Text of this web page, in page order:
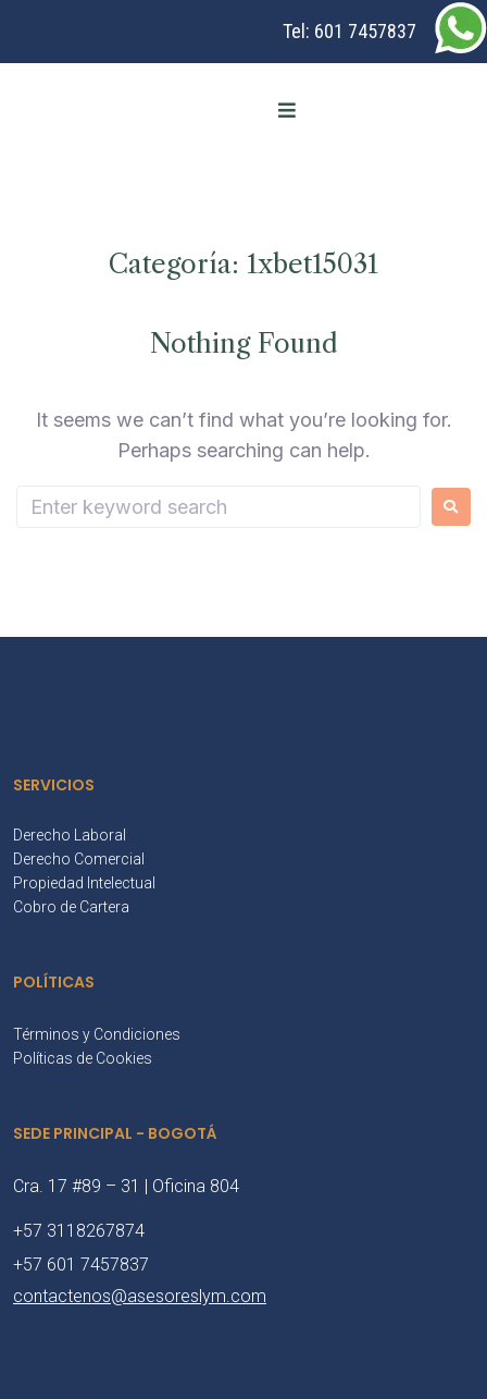
Tel: 601 7457837
Categoría: 1xbet15031
Nothing Found
It seems we can’t find what you’re looking for.
Perhaps searching can help.
SERVICIOS
Derecho Laboral
Derecho Comercial
Propiedad Intelectual
Cobro de Cartera
POLÍTICAS
Términos y Condiciones
Políticas de Cookies
SEDE PRINCIPAL - BOGOTÁ
Cra. 17 #89 – 31 | Oficina 804
+57 3118267874
+57 601 7457837
contactenos@asesoreslym.com